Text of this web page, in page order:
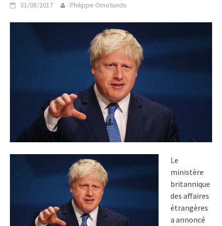
31/08/2017 Philippe Omotundo
Le
ministère
britannique
des affaires
étrangères
a annoncé